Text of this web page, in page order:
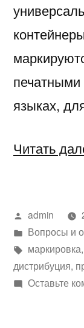
языках,
Читать
Написано
автором
admin
Написано
в
Вопросы и
Метки:
маркировка,
дистрибуция,
Оставьте